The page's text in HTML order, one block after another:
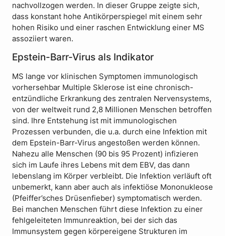
nachvollzogen werden. In dieser Gruppe zeigte sich,
dass konstant hohe Antikörperspiegel mit einem sehr
hohen Risiko und einer raschen Entwicklung einer MS
assoziiert waren.
Epstein-Barr-Virus als Indikator
MS lange vor klinischen Symptomen immunologisch
vorhersehbar Multiple Sklerose ist eine chronisch-
entzündliche Erkrankung des zentralen Nervensystems,
von der weltweit rund 2,8 Millionen Menschen betroffen
sind. Ihre Entstehung ist mit immunologischen
Prozessen verbunden, die u.a. durch eine Infektion mit
dem Epstein-Barr-Virus angestoßen werden können.
Nahezu alle Menschen (90 bis 95 Prozent) infizieren
sich im Laufe ihres Lebens mit dem EBV, das dann
lebenslang im Körper verbleibt. Die Infektion verläuft oft
unbemerkt, kann aber auch als infektiöse Mononukleose
(Pfeiffer’sches Drüsenfieber) symptomatisch werden.
Bei manchen Menschen führt diese Infektion zu einer
fehlgeleiteten Immunreaktion, bei der sich das
Immunsystem gegen körpereigene Strukturen im